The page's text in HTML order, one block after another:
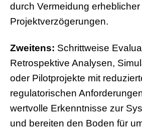
durch Vermeidung erheblicher
Projektverzögerungen.
Zweitens: Schrittweise
Retrospektive Analysen,
oder Pilotprojekte mit
regulatorischen
wertvolle Erkenntnisse zur
und bereiten den Boden für